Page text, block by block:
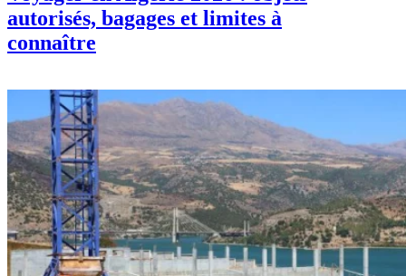
autorisés, bagages et limites à
connaître